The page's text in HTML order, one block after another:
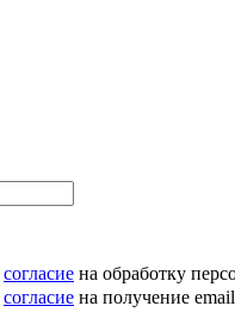
согласие на обработку
согласие на получение